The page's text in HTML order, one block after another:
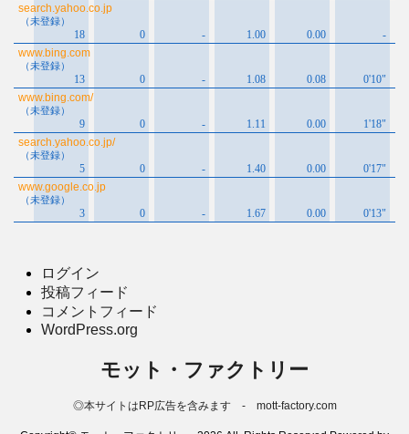
ログイン
投稿フィード
コメントフィード
WordPress.org
モット・ファクトリー
◎本サイトはRP広告を含みます - mott-factory.com